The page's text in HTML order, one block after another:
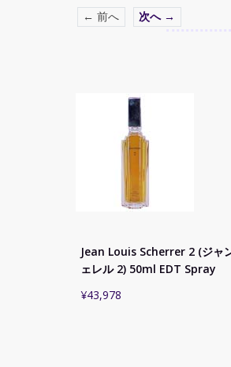
← 前へ 次へ →
Jean Louis Scherrer 2 (ジャ
ェレル 2) 50ml EDT Spray
¥43,978